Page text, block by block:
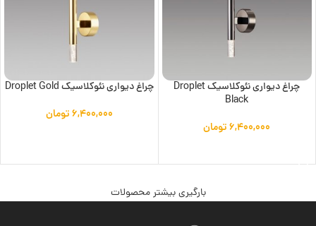
چراغ دیواری نئوکلاسیک Droplet
Black
۶,۴۰۰,۰۰۰تومان
چراغ دیواری نئوکلاسیک Droplet Gold
۶,۴۰۰,۰۰۰تومان
بارگیری بیشتر محصولات